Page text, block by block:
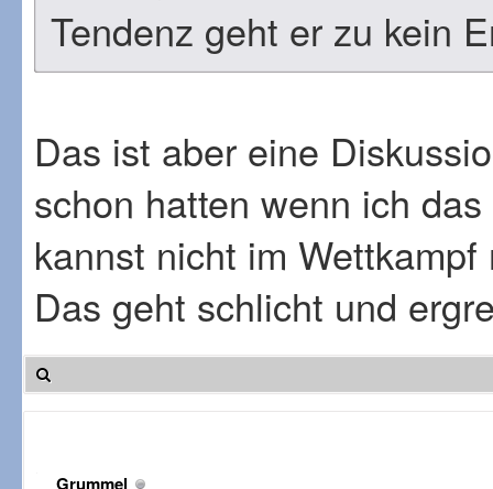
Tendenz geht er zu kein
Das ist aber eine
schon hatten wenn ich
kannst nicht im
Das geht schlicht und
Grummel